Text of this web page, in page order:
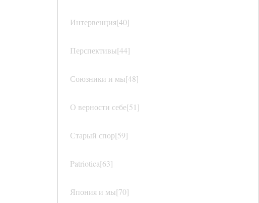
Интервенция[40]
Перспективы[44]
Союзники и мы[48]
О верности себе[51]
Старый спор[59]
Patriotica[63]
Япония и мы[70]